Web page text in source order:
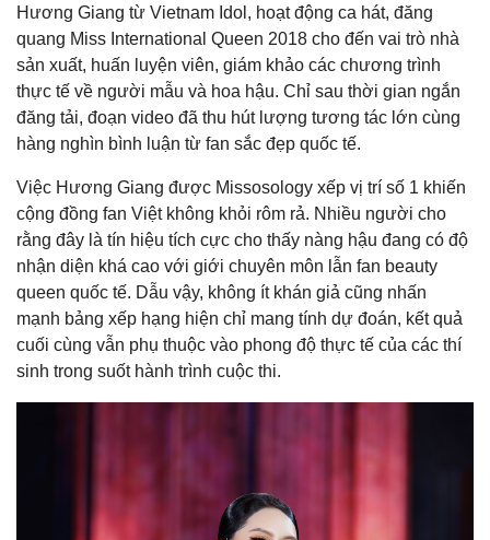
Hương Giang từ Vietnam Idol, hoạt động ca hát, đăng
quang Miss International Queen 2018 cho đến vai trò nhà
sản xuất, huấn luyện viên, giám khảo các chương trình
thực tế về người mẫu và hoa hậu. Chỉ sau thời gian ngắn
đăng tải, đoạn video đã thu hút lượng tương tác lớn cùng
hàng nghìn bình luận từ fan sắc đẹp quốc tế.
Việc Hương Giang được Missosology xếp vị trí số 1 khiến
cộng đồng fan Việt không khỏi rôm rả. Nhiều người cho
rằng đây là tín hiệu tích cực cho thấy nàng hậu đang có độ
nhận diện khá cao với giới chuyên môn lẫn fan beauty
queen quốc tế. Dẫu vậy, không ít khán giả cũng nhấn
mạnh bảng xếp hạng hiện chỉ mang tính dự đoán, kết quả
cuối cùng vẫn phụ thuộc vào phong độ thực tế của các thí
sinh trong suốt hành trình cuộc thi.